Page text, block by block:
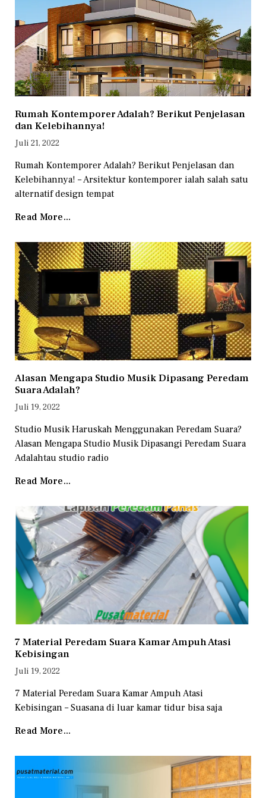
Rumah Kontemporer Adalah? Berikut Penjelasan
dan Kelebihannya!
Juli 21, 2022
Rumah Kontemporer Adalah? Berikut Penjelasan dan
Kelebihannya! – Arsitektur kontemporer ialah salah satu
alternatif design tempat
Read More...
Alasan Mengapa Studio Musik Dipasang Peredam
Suara Adalah?
Juli 19, 2022
Studio Musik Haruskah Menggunakan Peredam Suara?
Alasan Mengapa Studio Musik Dipasangi Peredam Suara
Adalahtau studio radio
Read More...
7 Material Peredam Suara Kamar Ampuh Atasi
Kebisingan
Juli 19, 2022
7 Material Peredam Suara Kamar Ampuh Atasi
Kebisingan – Suasana di luar kamar tidur bisa saja
Read More...